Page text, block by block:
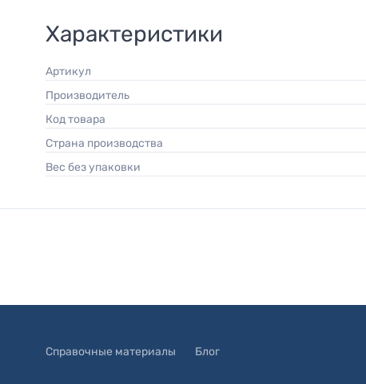
Характеристики
Артикул
Производитель
Код товара
Страна производства
Вес без упаковки
Справочные материалы Блог